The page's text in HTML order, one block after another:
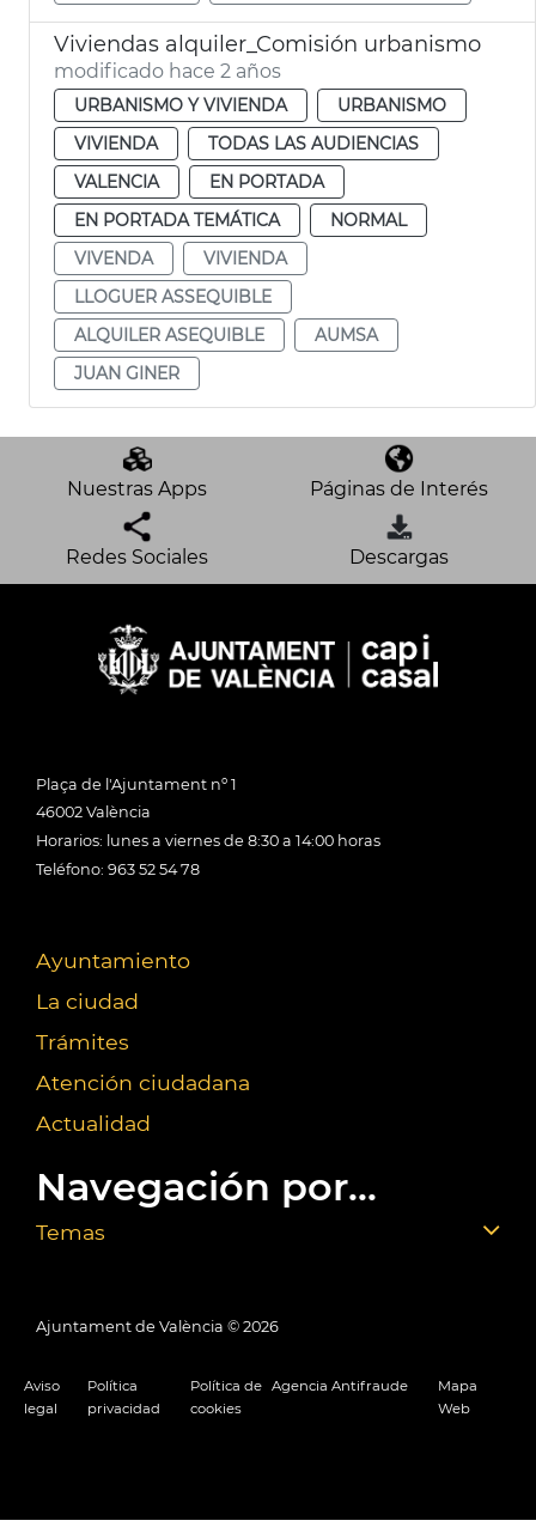
Viviendas alquiler_Comisión urbanismo
modificado hace 2 años
URBANISMO Y VIVIENDA
URBANISMO
VIVIENDA
TODAS LAS AUDIENCIAS
VALENCIA
EN PORTADA
EN PORTADA TEMÁTICA
NORMAL
VIVENDA
VIVIENDA
LLOGUER ASSEQUIBLE
ALQUILER ASEQUIBLE
AUMSA
JUAN GINER
Nuestras Apps Páginas de Interés
Redes Sociales Descargas
Plaça de l'Ajuntament nº 1
46002 València
Horarios: lunes a viernes de 8:30 a 14:00 horas
Teléfono: 963 52 54 78
Ayuntamiento
La ciudad
Trámites
Atención ciudadana
Actualidad
Navegación por...
Temas
Ajuntament de València © 2026
Aviso
legal
Política
privacidad
Política de
cookies
Agencia Antifraude
Mapa
Web